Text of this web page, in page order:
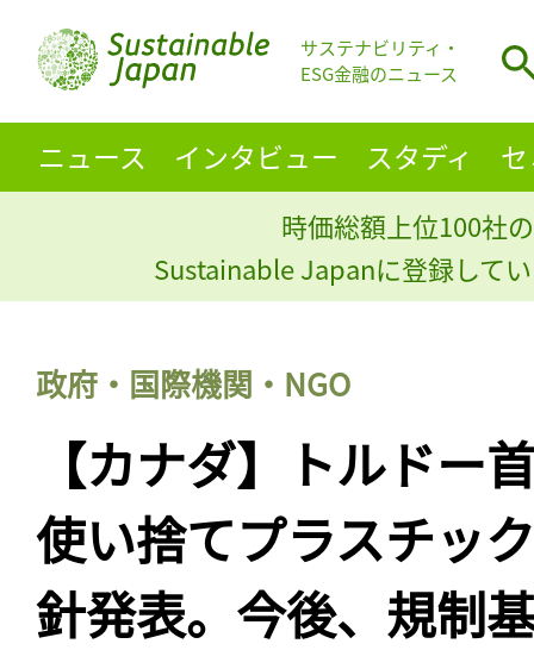
サステナビリティ・
ESG金融のニュース
ニュース インタビュー スタディ
時価総額上位100社
Sustainable Japanに登録して
政府・国際機関・NGO
【カナダ】トルドー
使い捨てプラスチッ
針発表。今後、規制